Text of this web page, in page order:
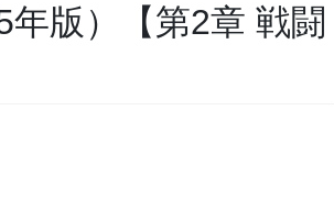
年版）【第2章 戦闘